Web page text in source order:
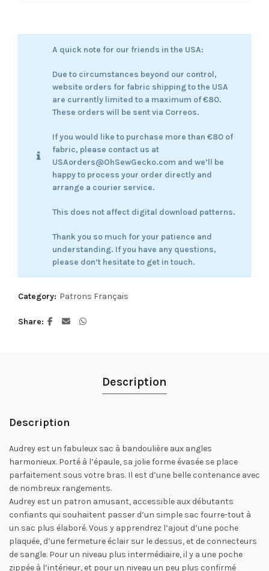
A quick note for our friends in the USA:
Due to circumstances beyond our control,
website orders for fabric shipping to the USA
are currently limited to a maximum of €80.
These orders will be sent via Correos.
If you would like to purchase more than €80 of
fabric, please contact us at
USAorders@OhSewGecko.com and we’ll be
happy to process your order directly and
arrange a courier service.
This does not affect digital download patterns.
Thank you so much for your patience and
understanding. If you have any questions,
please don’t hesitate to get in touch.
Category: Patrons Français
Share
Description
Description
Audrey est un fabuleux sac à bandoulière aux angles
harmonieux. Porté à l’épaule, sa jolie forme évasée se place
parfaitement sous votre bras. Il est d’une belle contenance avec
de nombreux rangements.
Audrey est un patron amusant, accessible aux débutants
confiants qui souhaitent passer d’un simple sac fourre-tout à
un sac plus élaboré. Vous y apprendrez l’ajout d’une poche
plaquée, d’une fermeture éclair sur le dessus, et de connecteurs
de sangle. Pour un niveau plus intermédiaire, il y a une poche
zippée à l’intérieur, et pour un niveau un peu plus confirmé